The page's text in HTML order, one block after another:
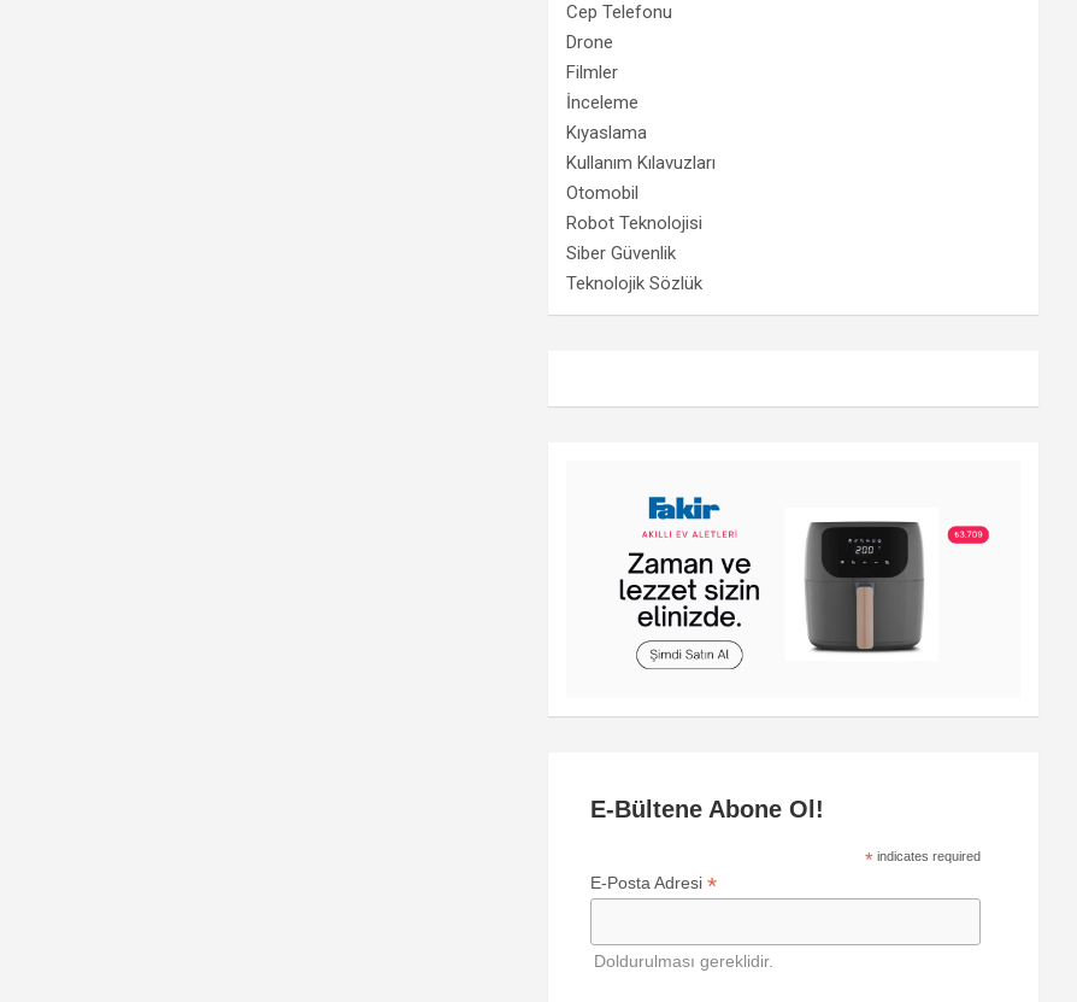
Cep Telefonu
Drone
Filmler
İnceleme
Kıyaslama
Kullanım Kılavuzları
Otomobil
Robot Teknolojisi
Siber Güvenlik
Teknolojik Sözlük
E-Bültene Abone Ol!
*indicates required
E-Posta Adresi*
Doldurulması gereklidir.